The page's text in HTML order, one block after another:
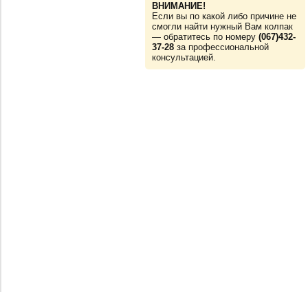
ВНИМАНИЕ!
Если вы по какой либо причине не
смогли найти нужный Вам колпак
— обратитесь по номеру (067)432-
37-28 за профессиональной
консультацией.